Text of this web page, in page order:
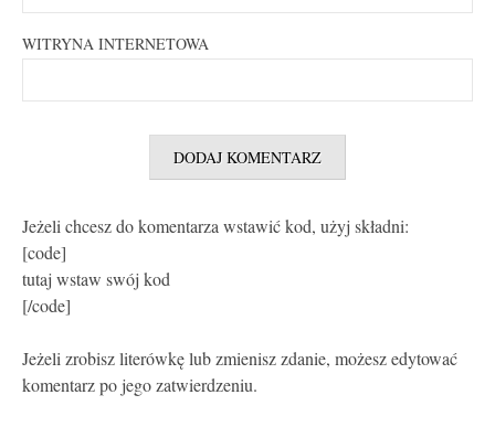
WITRYNA INTERNETOWA
Jeżeli chcesz do komentarza wstawić kod, użyj składni:
[code]
tutaj wstaw swój kod
[/code]
Jeżeli zrobisz literówkę lub zmienisz zdanie, możesz edytować
komentarz po jego zatwierdzeniu.